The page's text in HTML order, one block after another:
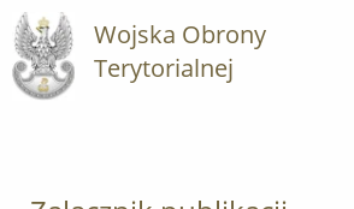
Wojska Obrony
Terytorialnej